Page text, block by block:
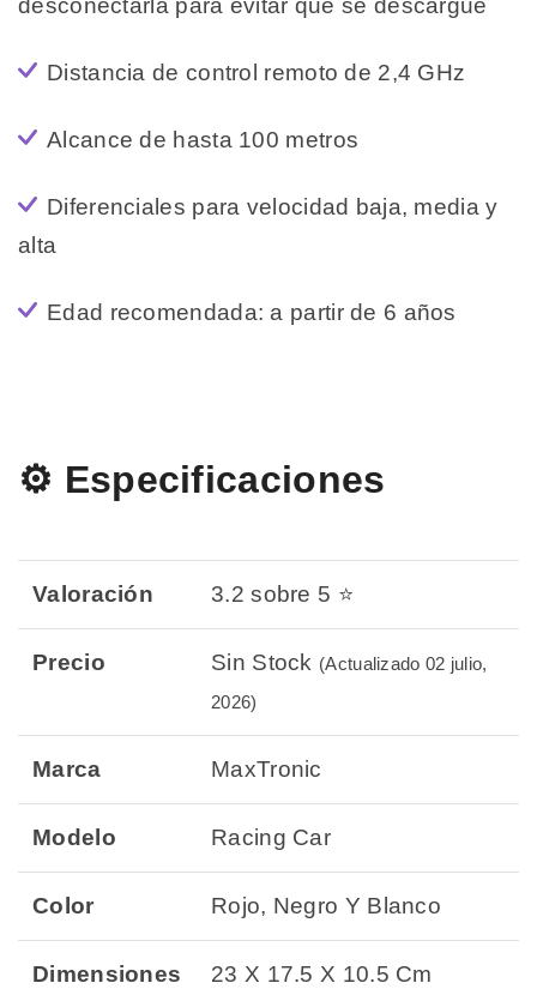
desconectarla para evitar que se descargue
Distancia de control remoto de 2,4 GHz
Alcance de hasta 100 metros
Diferenciales para velocidad baja, media y
alta
Edad recomendada: a partir de 6 años
⚙️ Especificaciones
Valoración 3.2 sobre 5 ⭐
Precio Sin Stock (Actualizado 02 julio,
2026)
Marca MaxTronic
Modelo Racing Car
Color Rojo, Negro Y Blanco
Dimensiones 23 X 17.5 X 10.5 Cm